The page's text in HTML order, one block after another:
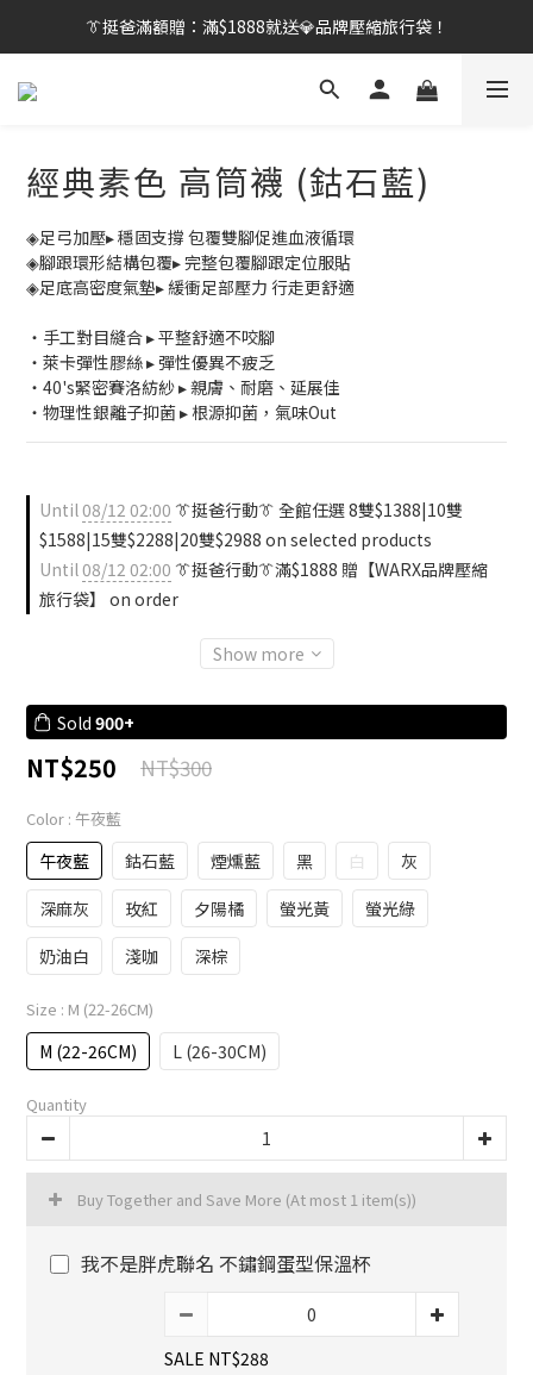
👔挺爸行動：全館襪款【最低$149起】✨立即下單！
【刷卡/電子支付限定】下單送✨WARX品牌質感杯袋！
經典素色 高筒襪 (鈷石藍)
◈足弓加壓▸ 穩固支撐 包覆雙腳促進血液循環
◈腳跟環形結構包覆▸ 完整包覆腳跟定位服貼
◈足底高密度氣墊▸ 緩衝足部壓力 行走更舒適
・手工對目縫合 ▸ 平整舒適不咬腳
・萊卡彈性膠絲 ▸ 彈性優異不疲乏
・40's緊密賽洛紡紗 ▸ 親膚、耐磨、延展佳
・物理性銀離子抑菌 ▸ 根源抑菌，氣味Out
Until08/12 02:00 👔挺爸行動👔 全館任選 8雙$1388|10雙
$1588|15雙$2288|20雙$2988 on selected products
Until08/12 02:00 👔挺爸行動👔滿$1888 贈【WARX品牌壓縮
旅行袋】 on order
Show more
Sold 900+
NT$250 NT$300
Color : 午夜藍
午夜藍 鈷石藍 煙燻藍 黑 白
灰
深麻灰
玫紅 夕陽橘 螢光黃
螢光綠
奶油白
淺咖 深棕
Size : M (22-26CM)
M (22-26CM) L (26-30CM)
Quantity
Buy Together and Save More (At most 1 item(s))
我不是胖虎聯名 不鏽鋼蛋型保溫杯
SALE NT$288